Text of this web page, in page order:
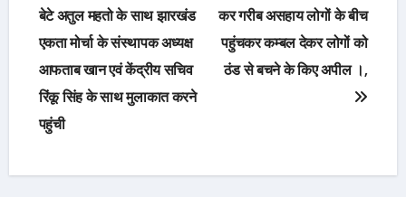
बेटे अतुल महतो के साथ झारखंड
एकता मोर्चा के संस्थापक अध्यक्ष
आफताब खान एवं केंद्रीय सचिव
रिंकू सिंह के साथ मुलाकात करने
पहुंची
कर गरीब असहाय लोगों के बीच
पहुंचकर कम्बल देकर लोगों को
ठंड से बचने के किए अपील ।,